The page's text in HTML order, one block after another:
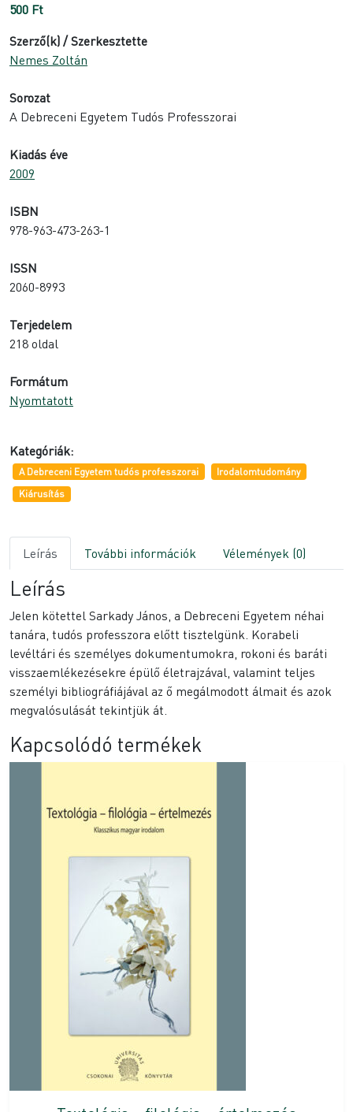
500 Ft
Szerző(k) / Szerkesztette
Nemes Zoltán
Sorozat
A Debreceni Egyetem Tudós Professzorai
Kiadás éve
2009
ISBN
978-963-473-263-1
ISSN
2060-8993
Terjedelem
218 oldal
Formátum
Nyomtatott
Kategóriák:
A Debreceni Egyetem tudós professzorai
Irodalomtudomány
Kiárusítás
Leírás További információk Vélemények (0)
Leírás
Jelen kötettel Sarkady János, a Debreceni Egyetem néhai
tanára, tudós professzora előtt tisztelgünk. Korabeli
levéltári és személyes dokumentumokra, rokoni és baráti
visszaemlékezésekre épülő életrajzával, valamint teljes
személyi bibliográfiájával az ő megálmodott álmait és azok
megvalósulását tekintjük át.
Kapcsolódó termékek